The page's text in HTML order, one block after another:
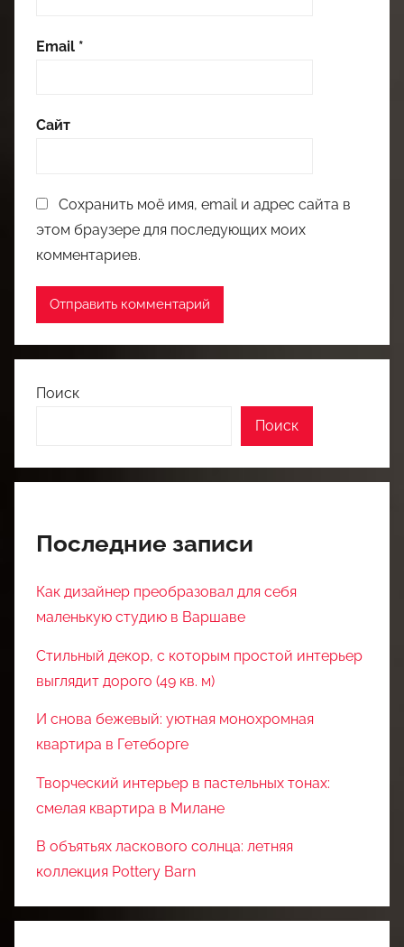
Email *
Сайт
Сохранить моё имя, email и адрес сайта в
этом браузере для последующих моих
комментариев.
Поиск
Поиск
Последние записи
Как дизайнер преобразовал для себя
маленькую студию в Варшаве
Стильный декор, с которым простой интерьер
выглядит дорого (49 кв. м)
И снова бежевый: уютная монохромная
квартира в Гетеборге
Творческий интерьер в пастельных тонах:
смелая квартира в Милане
В объятьях ласкового солнца: летняя
коллекция Pottery Barn